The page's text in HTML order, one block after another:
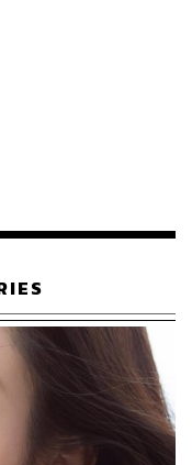
me to teach cl
these are the gorge
worked on ( and th
picture because it
Laurent at one of